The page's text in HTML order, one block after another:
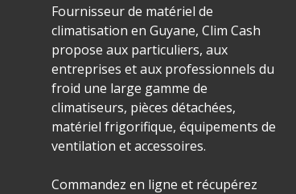
Fournisseur de matériel de
climatisation en Guyane, Clim Cash
propose aux particuliers, aux
entreprises et aux professionnels du
froid une large gamme de
climatiseurs, pièces détachées,
matériel frigorifique, équipements de
ventilation et accessoires.
Commandez en ligne et récupérez